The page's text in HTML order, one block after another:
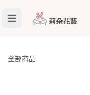
全部商品